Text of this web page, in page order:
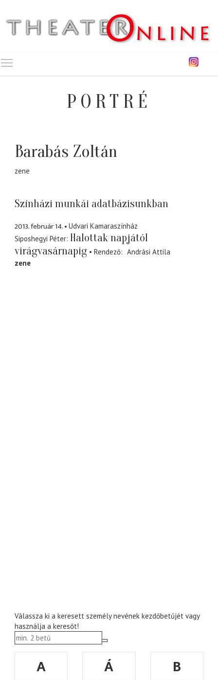
PORTRÉ
Barabás Zoltán
zene
Színházi munkái adatbázisunkban
2013. február 14.
Udvari Kamaraszínház
Siposhegyi Péter Halottak napjától
virágvasárnapig
Rendező
Andrási Attila
zene
Válassza ki a keresett személy nevének kezdőbetűjét vagy
használja a keresőt!
A Á
B